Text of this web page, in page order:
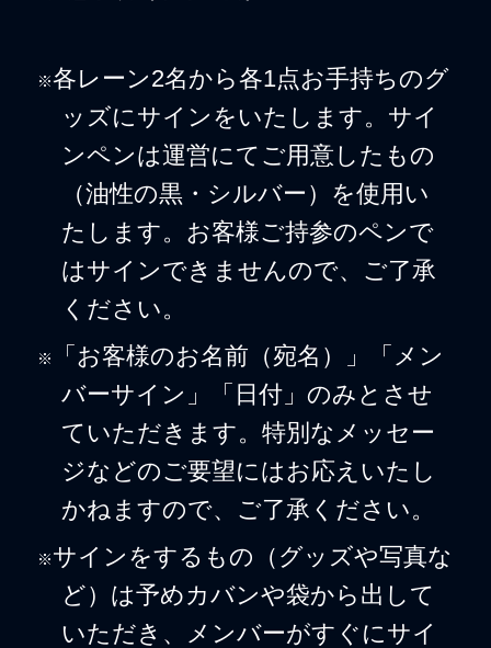
※各レーン2名から各1点お手持ちのグ
ッズにサインをいたします。サイ
ンペンは運営にてご用意したもの
（油性の黒・シルバー）を使用い
たします。お客様ご持参のペンで
はサインできませんので、ご了承
ください。
※
「お客様のお名前（宛名）」「メン
バーサイン」「日付」のみとさせ
ていただきます。特別なメッセー
ジなどのご要望にはお応えいたし
かねますので、ご了承ください。
※サインをするもの（グッズや写真な
ど）は予めカバンや袋から出して
いただき、メンバーがすぐにサイ